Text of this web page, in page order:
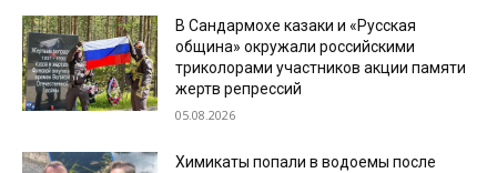
В Сандармохе казаки и «Русская
община» окружали российскими
триколорами участников акции памяти
жертв репрессий
05.08.2026
Химикаты попали в водоемы после